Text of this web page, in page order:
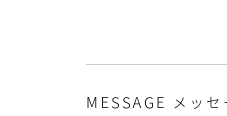
MESSAGE メッセ